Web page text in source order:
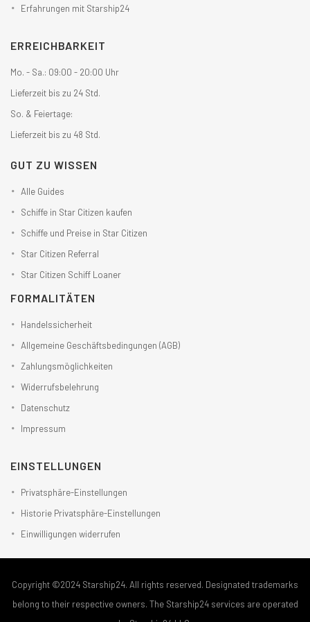
Erfahrungen mit Starship24
ERREICHBARKEIT
Mo. - Sa.: 09:00 - 20:00 Uhr
Lieferzeit bis zu 24 Std.
So. & Feiertage:
Lieferzeit bis zu 48 Std.
GUT ZU WISSEN
Alle Guides
Schiffe in Star Citizen kaufen
Schiffe und Preise in Star Citizen
Star Citizen Referral
Star Citizen Schiff Loaner
FORMALITÄTEN
Handelssicherheit
Allgemeine Geschäftsbedingungen (AGB)
Zahlungsmöglichkeiten
Widerrufsbelehrung
Datenschutz
Impressum
EINSTELLUNGEN
Privatsphäre-Einstellungen
Historie Privatsphäre-Einstellungen
Einwilligungen widerrufen
Copyright ©2024 Starship24. All rights reserved. Designated trademarks
belong to their respective owners. The Starship24 services are operated